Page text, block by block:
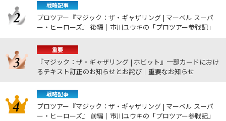
戦略記事
プロツアー『マジック：ザ・ギャザリング | マーベル スーパ
ー・ヒーローズ』 後編｜市川ユウキの「プロツアー参戦記」
重要
『マジック：ザ・ギャザリング | ホビット』一部カードにおけ
るテキスト訂正のお知らせとお詫び｜重要なお知らせ
戦略記事
プロツアー『マジック：ザ・ギャザリング | マーベル スーパ
ー・ヒーローズ』 前編｜市川ユウキの「プロツアー参戦記」